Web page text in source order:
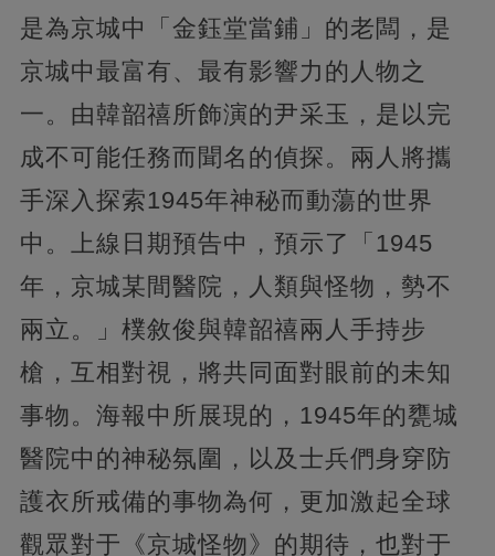
是為京城中「金鈺堂當鋪」的老闆，是
京城中最富有、最有影響力的人物之
一。由韓韶禧所飾演的尹采玉，是以完
成不可能任務而聞名的偵探。兩人將攜
手深入探索1945年神秘而動蕩的世界
中。上線日期預告中，預示了「1945
年，京城某間醫院，人類與怪物，勢不
兩立。」樸敘俊與韓韶禧兩人手持步
槍，互相對視，將共同面對眼前的未知
事物。海報中所展現的，1945年的甕城
醫院中的神秘氛圍，以及士兵們身穿防
護衣所戒備的事物為何，更加激起全球
觀眾對于《京城怪物》的期待，也對于